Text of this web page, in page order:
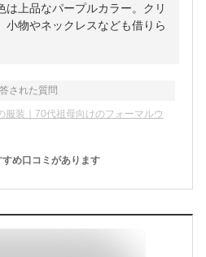
は上品なパープルカラー。クリ
小物やネックレスなども借りら
された質問
服装｜70代祖母向けのフォーマルウ
すめ口コミがあります